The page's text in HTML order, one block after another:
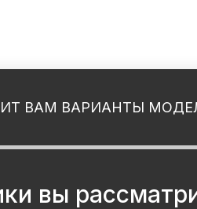
ВАМ ВАРИАНТЫ
вы